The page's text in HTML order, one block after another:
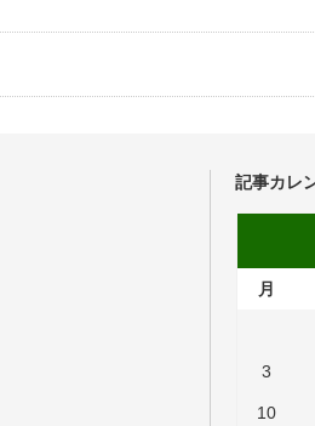
記事カレ
月
3
10